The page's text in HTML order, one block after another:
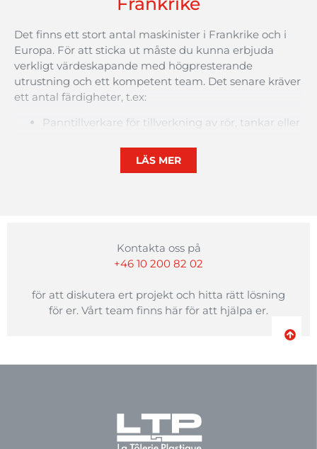
Det finns ett stort antal maskinister i Frankrike och i
Europa. För att sticka ut måste du kunna erbjuda
verkligt värdeskapande med högpresterande
utrustning och ett kompetent team. Det senare kräver
ett antal färdigheter, t.ex:
Panntillverkare för tillverkning av rör tankar eller
inom kompositmaterial
laminator osv.
LÄS MER
Kontakta oss på
+46 10 200 82 02
för att diskutera ert projekt och hitta rätt lösning
för er. Vårt team finns här för att hjälpa er.